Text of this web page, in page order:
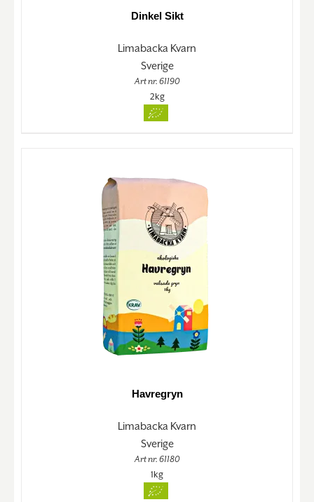
Dinkel Sikt
Limabacka Kvarn
Sverige
Art nr. 61190
2kg
Havregryn
Limabacka Kvarn
Sverige
Art nr. 61180
1kg